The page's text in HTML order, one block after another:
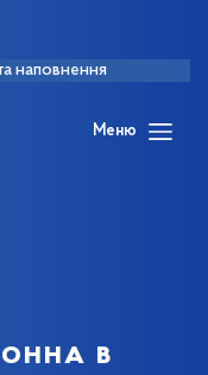
наповнення
Меню
в